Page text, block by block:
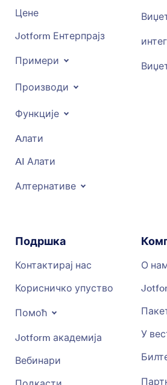
Цене
Jotform Ентерпрајз
Примери
Производи
Функције
Aлати
AI Алати
Алтернативе
Подршка
Контактирај нас
Корисничко упуство
Помоћ
Jotform академија
Вебинари
О
У